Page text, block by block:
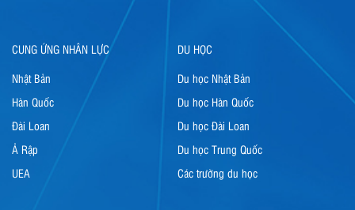
CUNG ỨNG NHÂN LỰC
Nhật Bản
Hàn Quốc
Đài Loan
Ả Rập
UEA
DU HỌC
Du học Nhật Bản
Du học Hàn Quốc
Du học Đài Loan
Du học Trung Quốc
Các trường du học